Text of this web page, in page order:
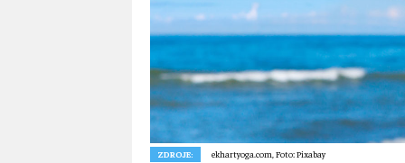
ZDROJE: ekhartyoga.com, Foto: Pixabay